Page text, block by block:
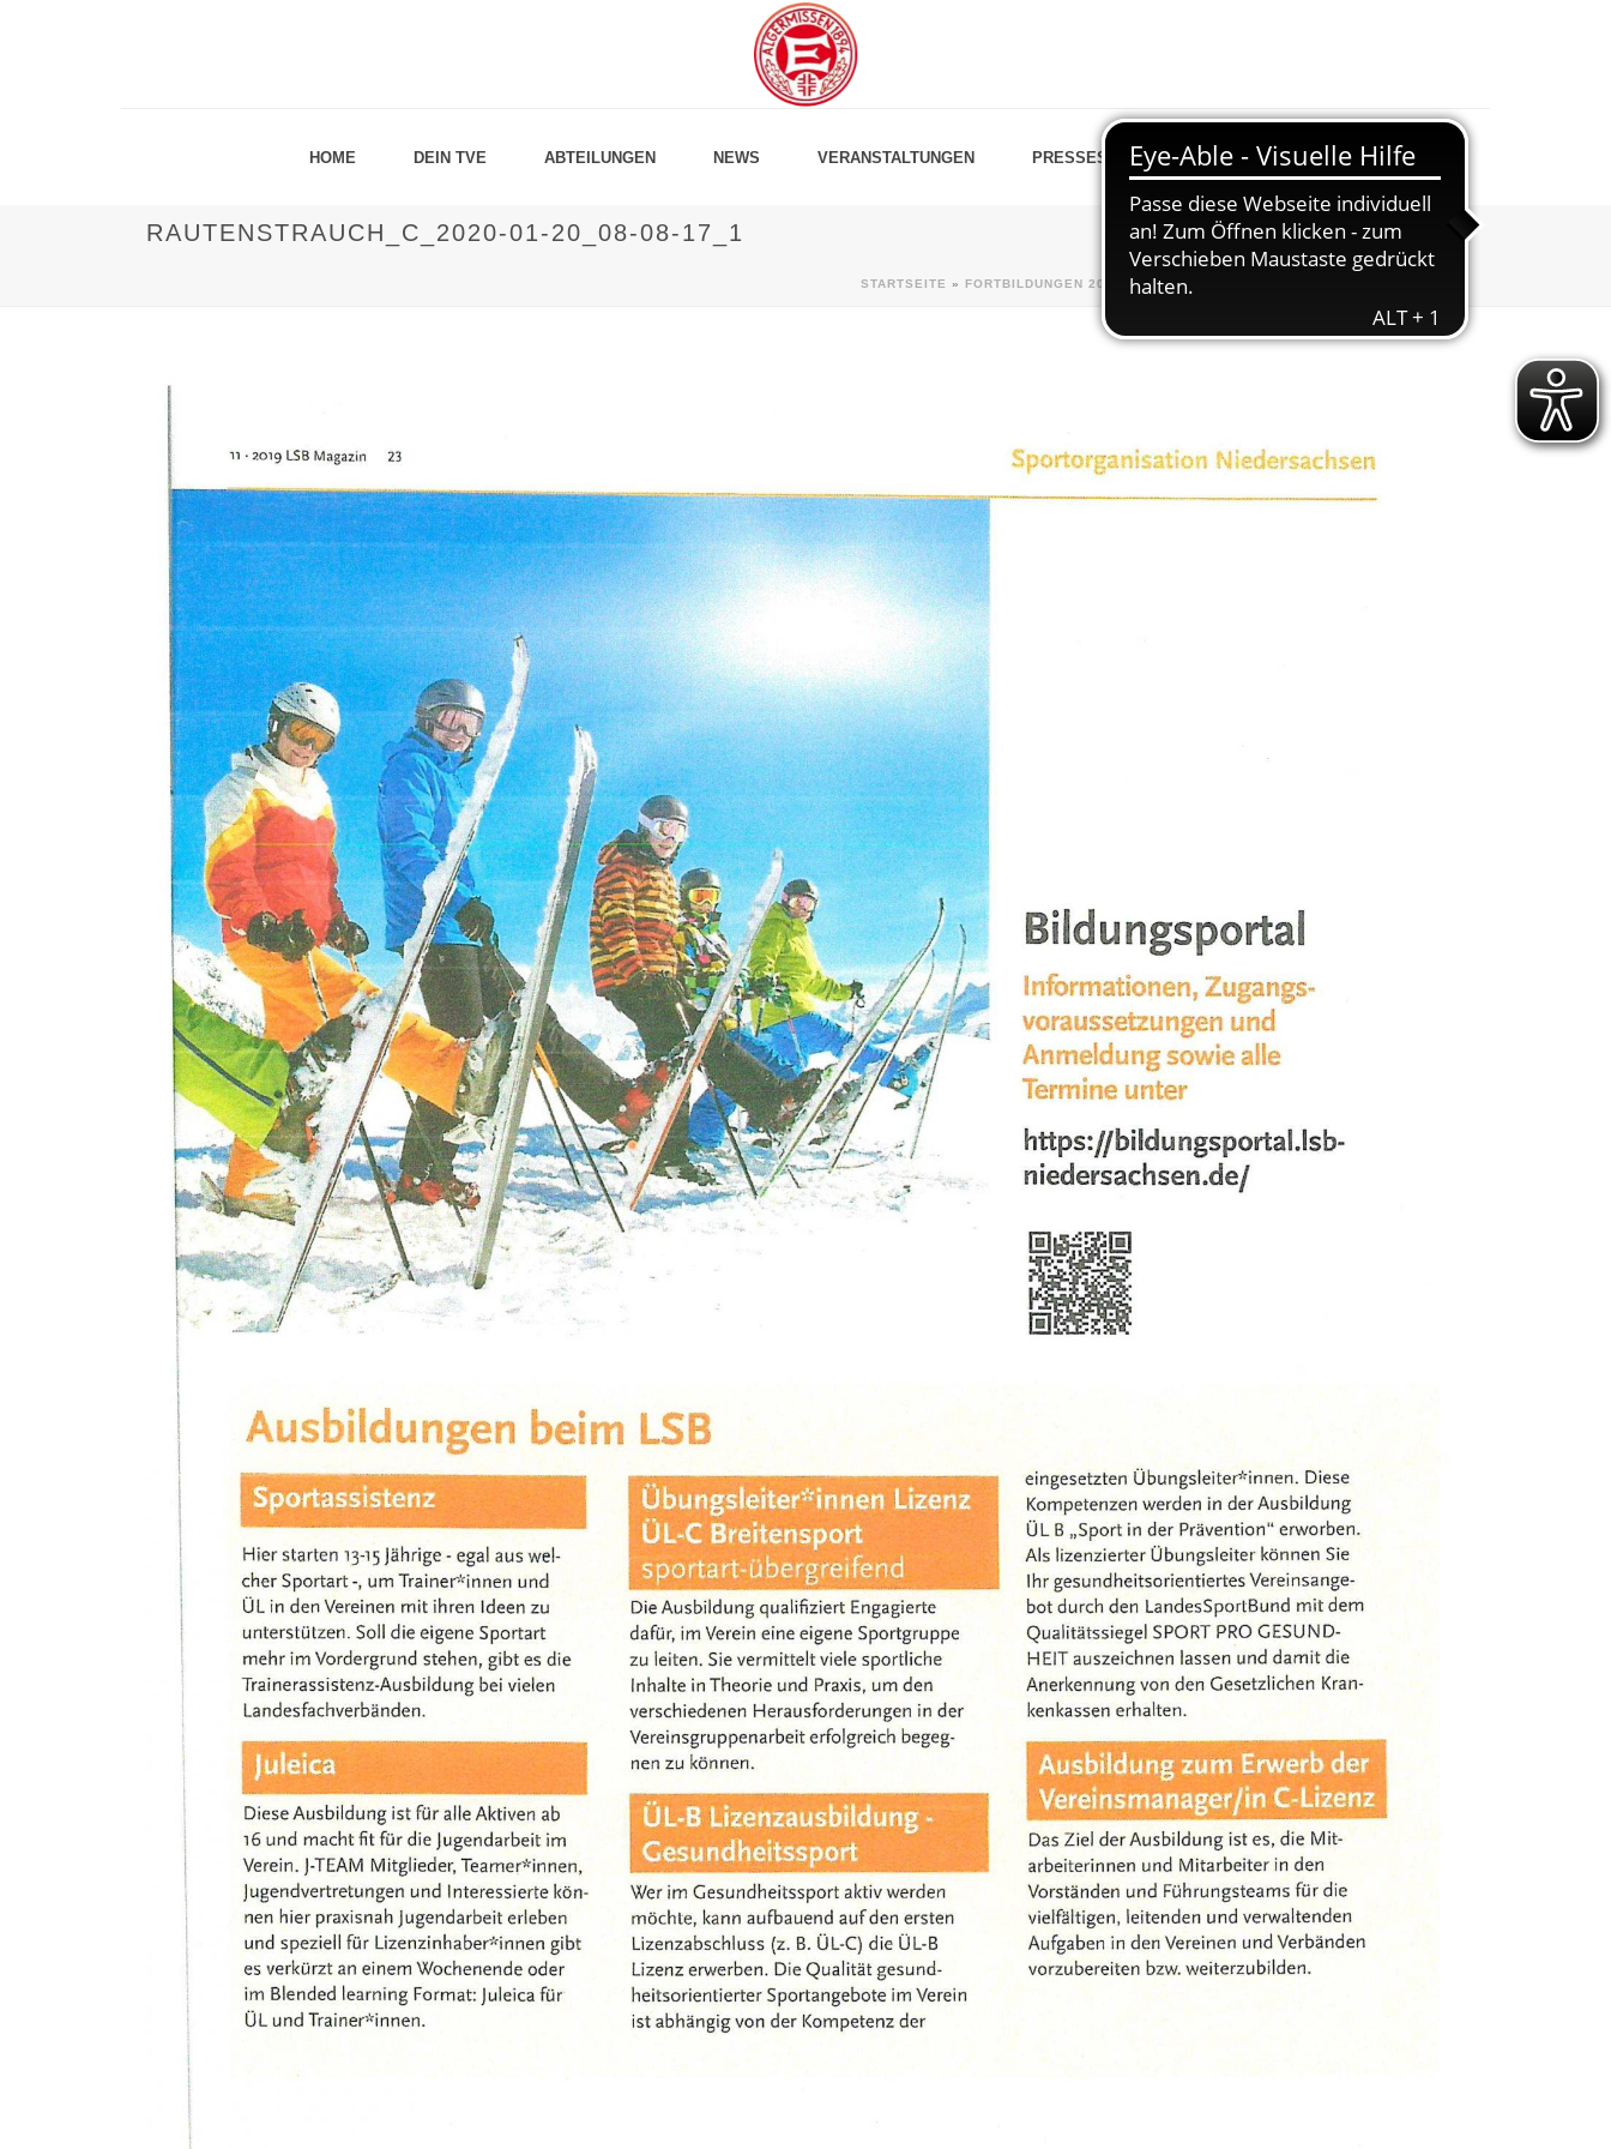
HOME DEIN TVE ABTEILUNGEN NEWS VERANSTALTUNGEN PRESSESPIEGEL SHOP
RAUTENSTRAUCH_C_2020-01-20_08-08-17_1
STARTSEITE » FORTBILDUNGEN 2020 » RAUTENSTRAUCH_C_2020-01-20_08-08-17_1